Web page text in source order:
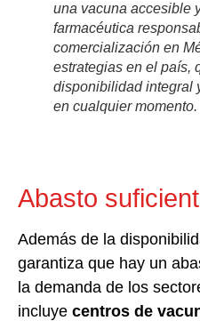
una vacuna accesible
farmacéutica
comercialización en
estrategias en el país,
disponibilidad integral
en cualquier momento.
Abasto
Además de la
garantiza que hay un
la demanda de los
incluye centros de